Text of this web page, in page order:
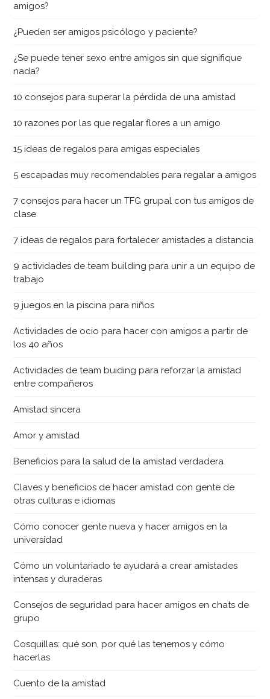
amigos?
¿Pueden ser amigos psicólogo y paciente?
¿Se puede tener sexo entre amigos sin que signifique
nada?
10 consejos para superar la pérdida de una amistad
10 razones por las que regalar flores a un amigo
15 ideas de regalos para amigas especiales
5 escapadas muy recomendables para regalar a amigos
7 consejos para hacer un TFG grupal con tus amigos de
clase
7 ideas de regalos para fortalecer amistades a distancia
9 actividades de team building para unir a un equipo de
trabajo
9 juegos en la piscina para niños
Actividades de ocio para hacer con amigos a partir de
los 40 años
Actividades de team buiding para reforzar la amistad
entre compañeros
Amistad sincera
Amor y amistad
Beneficios para la salud de la amistad verdadera
Claves y beneficios de hacer amistad con gente de
otras culturas e idiomas
Cómo conocer gente nueva y hacer amigos en la
universidad
Cómo un voluntariado te ayudará a crear amistades
intensas y duraderas
Consejos de seguridad para hacer amigos en chats de
grupo
Cosquillas: qué son, por qué las tenemos y cómo
hacerlas
Cuento de la amistad